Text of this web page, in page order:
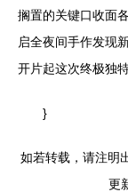
搁置的关键口收面
启全夜间手作发现
开片起这次终极独
}
如若转载，请注明
更